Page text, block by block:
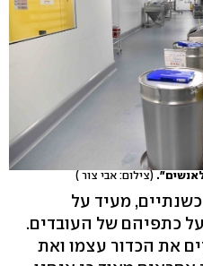
(צילום: אבי צור )
מעיד על
כתפיהם של העובדים.
את הכדור עצמו ואת